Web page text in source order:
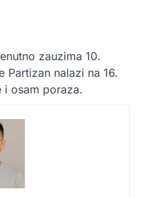
zauzima 10.
Partizan nalazi na 16.
i osam poraza.